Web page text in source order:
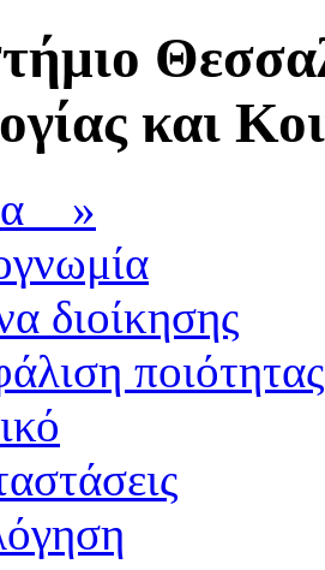
και
»
διοίκησης
ποιότητας